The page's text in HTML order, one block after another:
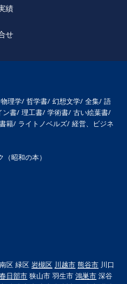
績
せ
理学/ 哲学書/ 幻想文学/ 全集/ 語
書/ 理工書/ 学術書/ 古い絵葉書/
籍/ ライトノベルズ/ 経営、ビジネ
昭和の本）
南区 緑区岩槻区 川越市 熊谷市 川口
春日部市 狭山市 羽生市鴻巣市 深谷